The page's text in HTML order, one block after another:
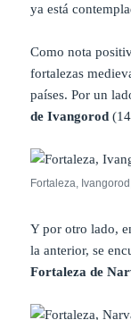
ya está
Como nota
fortalezas
países. Por un
de Ivangorod
Fortaleza,
Y por otro lado,
la anterior, se
Fortaleza de